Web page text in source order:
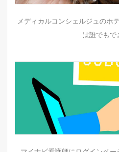
メディカルコンシェルジュのホ
は誰でもで